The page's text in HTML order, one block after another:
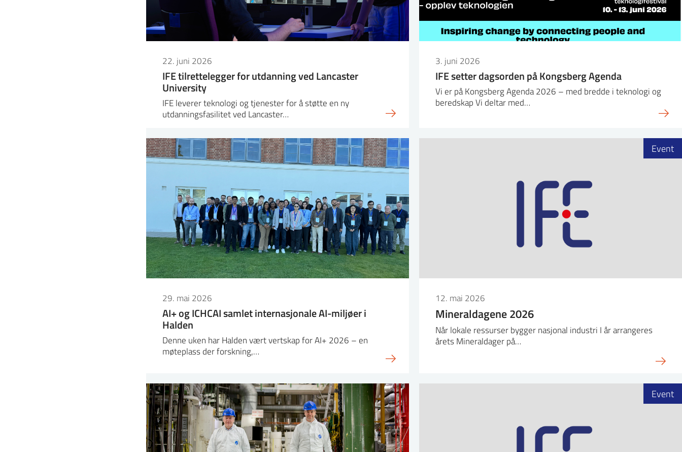
22. juni 2026
IFE tilrettelegger for utdanning ved Lancaster
University
IFE leverer teknologi og tjenester for å støtte en ny
utdanningsfasilitet ved Lancaster…
3. juni 2026
IFE setter dagsorden på Kongsberg Agenda
Vi er på Kongsberg Agenda 2026 – med bredde i teknologi og
beredskap Vi deltar med…
29. mai 2026
AI+ og ICHCAI samlet internasjonale AI-miljøer i
Halden
Denne uken har Halden vært vertskap for AI+ 2026 – en
møteplass der forskning,…
12. mai 2026
Mineraldagene 2026
Når lokale ressurser bygger nasjonal industri I år arrangeres
årets Mineraldager på…
Event
Event